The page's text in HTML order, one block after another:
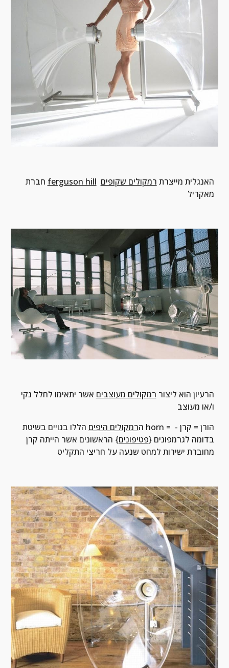
ferguson hill האנגלית מייצרת רמקולים שקופים
מאקריל
הרעיון הוא ליצור רמקולים מעוצבים
ו/או מעוצב
הרמקולים היפים הללו בנויים בשיטת horn = הורן = קרן -
בדומה לגרמפונים {פטיפונים
מחוברת ישירות למחט שנעה על חריצי התקליט